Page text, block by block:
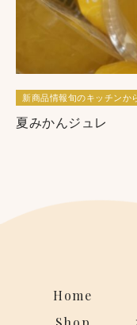
新商品情報旬のキッチンか
夏みかんジュレ
Home